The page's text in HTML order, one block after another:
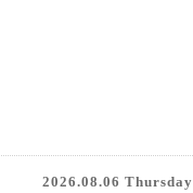
2026.08.06 Thursday